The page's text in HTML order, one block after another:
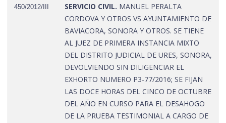
450/2012/III SERVICIO CIVIL. MANUEL PERALTA
CORDOVA Y OTROS VS AYUNTAMIENTO DE
BAVIACORA, SONORA Y OTROS. SE TIENE
AL JUEZ DE PRIMERA INSTANCIA MIXTO
DEL DISTRITO JUDICIAL DE URES, SONORA,
DEVOLVIENDO SIN DILIGENCIAR EL
EXHORTO NUMERO P3-77/2016; SE FIJAN
LAS DOCE HORAS DEL CINCO DE OCTUBRE
DEL AÑO EN CURSO PARA EL DESAHOGO
DE LA PRUEBA TESTIMONIAL A CARGO DE